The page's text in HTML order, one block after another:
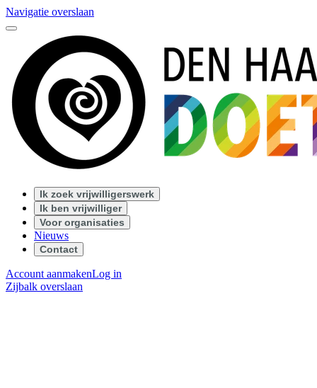
Navigatie overslaan
Ik zoek vrijwilligerswerk
Ik ben vrijwilliger
Voor organisaties
Nieuws
Contact
Account aanmakenLog in
Zijbalk overslaan